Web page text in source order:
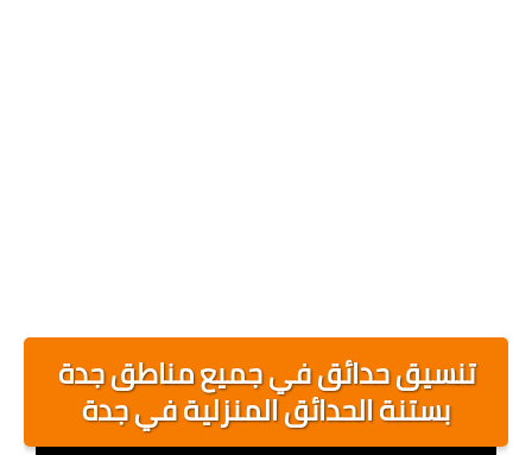
تنسيق حدائق في جميع مناطق جدة
بستنة الحدائق المنزلية في جدة